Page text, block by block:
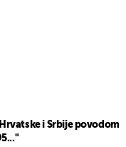
i Srbije povodom